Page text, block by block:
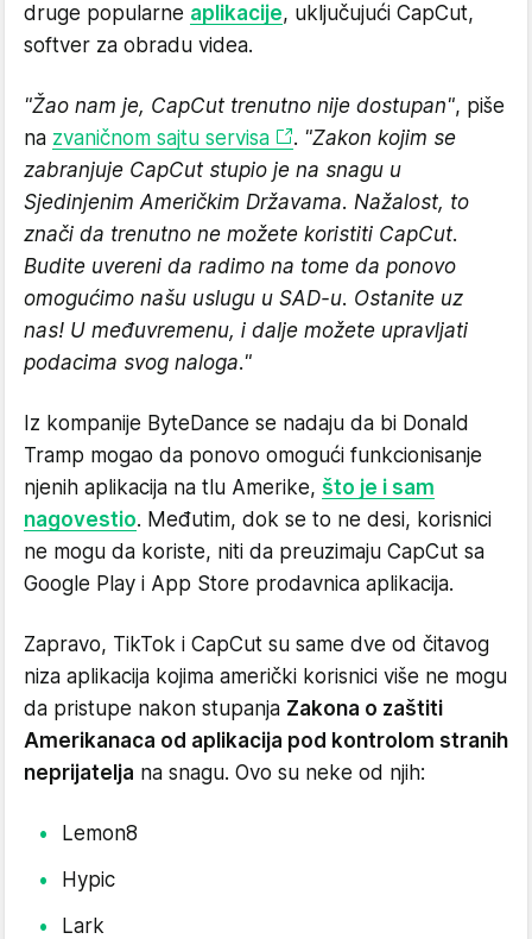
druge popularne aplikacije, uključujući CapCut,
softver za obradu videa.
"Žao nam je, CapCut trenutno nije dostupan", piše
na zvaničnom sajtu servisa . "Zakon kojim se
zabranjuje CapCut stupio je na snagu u
Sjedinjenim Američkim Državama. Nažalost, to
znači da trenutno ne možete koristiti CapCut.
Budite uvereni da radimo na tome da ponovo
omogućimo našu uslugu u SAD-u. Ostanite uz
nas! U međuvremenu, i dalje možete upravljati
podacima svog naloga."
Iz kompanije ByteDance se nadaju da bi Donald
Tramp mogao da ponovo omogući funkcionisanje
njenih aplikacija na tlu Amerike, što je i sam
nagovestio. Međutim, dok se to ne desi, korisnici
ne mogu da koriste, niti da preuzimaju CapCut sa
Google Play i App Store prodavnica aplikacija.
Zapravo, TikTok i CapCut su same dve od čitavog
niza aplikacija kojima američki korisnici više ne mogu
da pristupe nakon stupanja Zakona o zaštiti
Amerikanaca od aplikacija pod kontrolom stranih
neprijatelja na snagu. Ovo su neke od njih:
Lemon8
Hypic
Lark